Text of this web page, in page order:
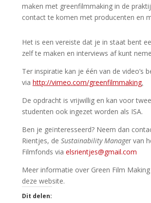
maken met greenfilmmaking in de
contact te komen met producenten en
Het is een vereiste dat je in staat bent
zelf te maken en interviews af kunt
Ter inspiratie kan je één van de video’s
via http://vimeo.com/greenfilmmaking.
De opdracht is vrijwillig en kan voor
studenten ook ingezet worden als ISA.
Ben je geïnteresseerd? Neem dan
Rientjes, de Sustainability Manager van
Filmfonds via elsrientjes@gmail.com
Meer informatie over Green Film
deze website.
Dit delen: